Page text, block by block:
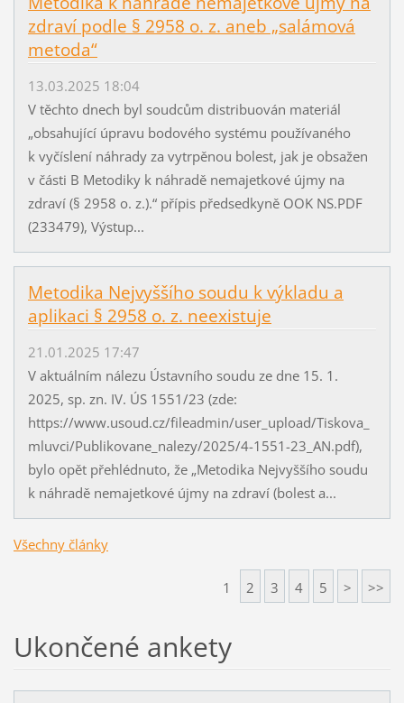
zdraví podle § 2958 o. z. aneb „salámová
metoda“
13.03.2025 18:04
V těchto dnech byl soudcům distribuován materiál
„obsahující úpravu bodového systému používaného
k vyčíslení náhrady za vytrpěnou bolest, jak je obsažen
v části B Metodiky k náhradě nemajetkové újmy na
zdraví (§ 2958 o. z.).“ přípis předsedkyně OOK NS.PDF
(233479), Výstup...
Metodika Nejvyššího soudu k výkladu a
aplikaci § 2958 o. z. neexistuje
21.01.2025 17:47
V aktuálním nálezu Ústavního soudu ze dne 15. 1.
2025, sp. zn. IV. ÚS 1551/23 (zde:
https://www.usoud.cz/fileadmin/user_upload/Tiskova_
mluvci/Publikovane_nalezy/2025/4-1551-23_AN.pdf),
bylo opět přehlédnuto, že „Metodika Nejvyššího soudu
k náhradě nemajetkové újmy na zdraví (bolest a...
Všechny články
1 2 3 4 5 > >>
Ukončené ankety